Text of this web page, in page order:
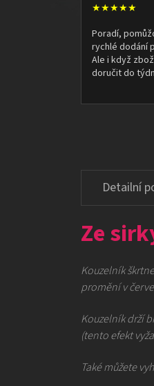
★★★★★
Poradí,
rychlé dodání
Ale i když
doručit do
Ze
Kouzelník
promění v
Kouzelník drží
(tento efekt
Také můžete